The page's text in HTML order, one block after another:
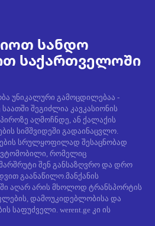
სანდო
საქართველოში
უნიკალური გამოცდილებაა -
შეგიძლია კავკასიონის
აღმოჩნდე, ან ქალაქის
სიმშვიდეში გადაინაცვლო.
სრულყოფილად შესაცნობად
რომელიც
შენ განსაზღვრო და დრო
გაანაწილო.მანქანის
აღარ არის მხოლოდ ტრანსპორტის
დამოუკიდებლობისა და
საფუძველი. werent.ge კი ის